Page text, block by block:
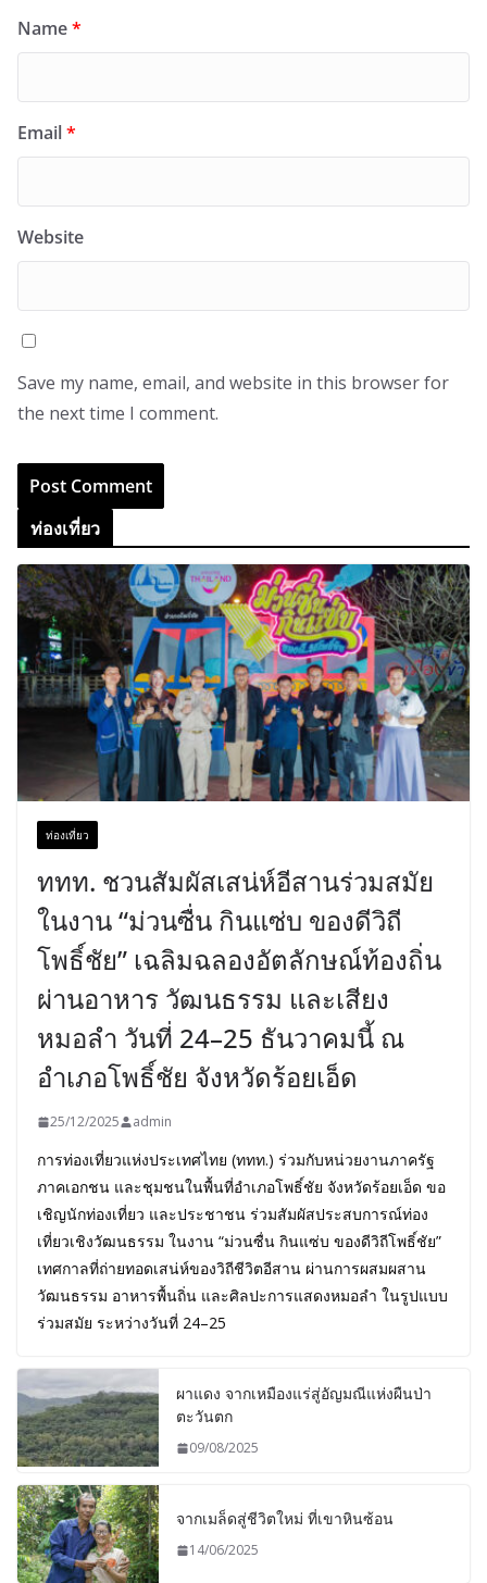
Name*
Email*
Website
Save my name, email, and website in this browser for
the next time I comment.
ท่องเที่ยว
ท่องเที่ยว
ททท. ชวนสัมผัสเสน่ห์อีสานร่วมสมัย
ในงาน “ม่วนซื่น กินแซ่บ ของดีวิถี
โพธิ์ชัย” เฉลิมฉลองอัตลักษณ์ท้องถิ่น
ผ่านอาหาร วัฒนธรรม และเสียง
หมอลำ วันที่ 24–25 ธันวาคมนี้ ณ
อำเภอโพธิ์ชัย จังหวัดร้อยเอ็ด
25/12/2025 admin
การท่องเที่ยวแห่งประเทศไทย (ททท.) ร่วมกับหน่วยงานภาครัฐ
ภาคเอกชน และชุมชนในพื้นที่อำเภอโพธิ์ชัย จังหวัดร้อยเอ็ด ขอ
เชิญนักท่องเที่ยว และประชาชน ร่วมสัมผัสประสบการณ์ท่อง
เที่ยวเชิงวัฒนธรรม ในงาน “ม่วนซื่น กินแซ่บ ของดีวิถีโพธิ์ชัย”
เทศกาลที่ถ่ายทอดเสน่ห์ของวิถีชีวิตอีสาน ผ่านการผสมผสาน
วัฒนธรรม อาหารพื้นถิ่น และศิลปะการแสดงหมอลำ ในรูปแบบ
ร่วมสมัย ระหว่างวันที่ 24–25
ผาแดง จากเหมืองแร่สู่อัญมณีแห่งผืนป่า
ตะวันตก
09/08/2025
จากเมล็ดสู่ชีวิตใหม่ ที่เขาหินซ้อน
14/06/2025